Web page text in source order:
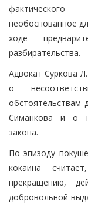
необоснованное
ходе
разбирательства.
Адвокат Суркова
о
обстоятельствам
Симанкова и о
закона.
По эпизоду
кокаина
прекращению,
добровольной